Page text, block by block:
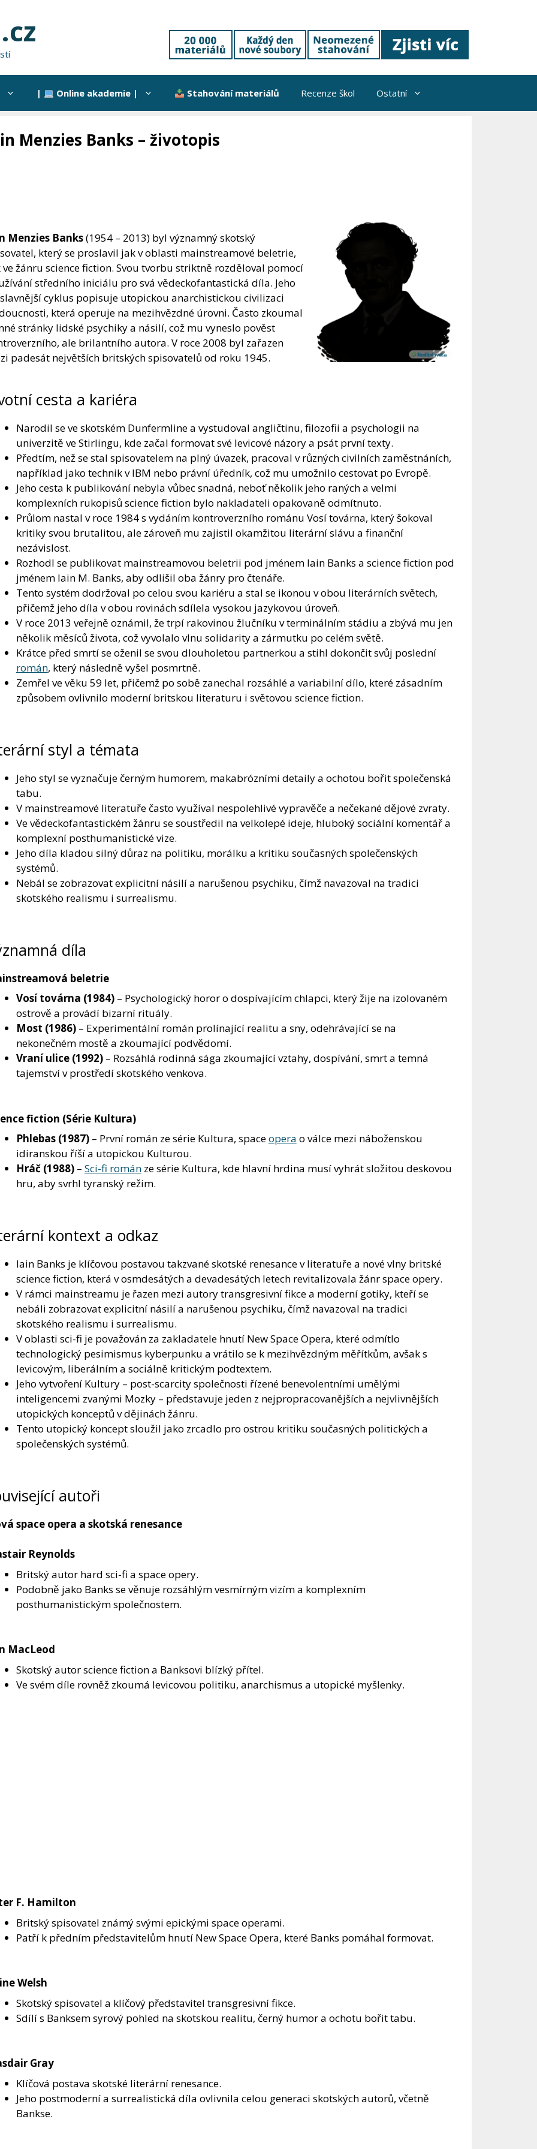
| Online akademie | Stahování materiálů Recenze škol Ostatní
Menzies Banks – životopis
Menzies Banks(1954 – 2013) byl významný skotský
který se proslavil jak v oblasti mainstreamové beletrie,
ve žánru science fiction. Svou tvorbu striktně rozděloval pomocí
středního iniciálu pro svá vědeckofantastická díla. Jeho
cyklus popisuje utopickou anarchistickou civilizaci
která operuje na mezihvězdné úrovni. Často zkoumal
stránky lidské psychiky a násilí, což mu vyneslo pověst
ale brilantního autora. V roce 2008 byl zařazen
padesát největších britských spisovatelů od roku 1945.
cesta a kariéra
Narodil se ve skotském Dunfermline a vystudoval angličtinu, filozofii a psychologii na
univerzitě ve Stirlingu, kde začal formovat své levicové názory a psát první texty.
Předtím, než se stal spisovatelem na plný úvazek, pracoval v různých civilních zaměstnáních,
například jako technik v IBM nebo právní úředník, což mu umožnilo cestovat po Evropě.
Jeho cesta k publikování nebyla vůbec snadná, neboť několik jeho raných a velmi
komplexních rukopisů science fiction bylo nakladateli opakovaně odmítnuto.
Průlom nastal v roce 1984 s vydáním kontroverzního románu Vosí továrna, který šokoval
kritiky svou brutalitou, ale zároveň mu zajistil okamžitou literární slávu a finanční
nezávislost.
Rozhodl se publikovat mainstreamovou beletrii pod jménem Iain Banks a science fiction pod
jménem Iain M. Banks, aby odlišil oba žánry pro čtenáře.
Tento systém dodržoval po celou svou kariéru a stal se ikonou v obou literárních světech,
přičemž jeho díla v obou rovinách sdílela vysokou jazykovou úroveň.
V roce 2013 veřejně oznámil, že trpí rakovinou žlučníku v terminálním stádiu a zbývá mu jen
několik měsíců života, což vyvolalo vlnu solidarity a zármutku po celém světě.
Krátce před smrtí se oženil se svou dlouholetou partnerkou a stihl dokončit svůj poslední
román, který následně vyšel posmrtně.
Zemřel ve věku 59 let, přičemž po sobě zanechal rozsáhlé a variabilní dílo, které zásadním
způsobem ovlivnilo moderní britskou literaturu i světovou science fiction.
styl a témata
Jeho styl se vyznačuje černým humorem, makabrózními detaily a ochotou bořit společenská
tabu.
V mainstreamové literatuře často využíval nespolehlivé vypravěče a nečekané dějové zvraty.
Ve vědeckofantastickém žánru se soustředil na velkolepé ideje, hluboký sociální komentář a
komplexní posthumanistické vize.
Jeho díla kladou silný důraz na politiku, morálku a kritiku současných společenských
systémů.
Nebál se zobrazovat explicitní násilí a narušenou psychiku, čímž navazoval na tradici
skotského realismu i surrealismu.
díla
beletrie
Vosí továrna (1984)– Psychologický horor o dospívajícím chlapci, který žije na izolovaném
ostrově a provádí bizarní rituály.
Most (1986)– Experimentální román prolínající realitu a sny, odehrávající se na
nekonečném mostě a zkoumající podvědomí.
Vraní ulice(1992)– Rozsáhlá rodinná sága zkoumající vztahy, dospívání, smrt a temná
tajemství v prostředí skotského venkova.
fiction (Série Kultura)
Phlebas(1987)– První román ze série Kultura, spaceopera o válce mezi náboženskou
idiranskou říší a utopickou Kulturou.
Hráč(1988)– Sci-fi románze série Kultura, kde hlavní hrdina musí vyhrát složitou deskovou
hru, aby svrhl tyranský režim.
kontext a odkaz
Iain Banks je klíčovou postavou takzvané skotské renesance v literatuře a nové vlny britské
science fiction, která v osmdesátých a devadesátých letech revitalizovala žánr space opery.
V rámci mainstreamu je řazen mezi autory transgresivní fikce a moderní gotiky, kteří se
nebáli zobrazovat explicitní násilí a narušenou psychiku, čímž navazoval na tradici
skotského realismu i surrealismu.
V oblasti sci-fi je považován za zakladatele hnutí New Space Opera, které odmítlo
technologický pesimismus kyberpunku a vrátilo se k mezihvězdným měřítkům, avšak s
levicovým, liberálním a sociálně kritickým podtextem.
Jeho vytvoření Kultury – post-scarcity společnosti řízené benevolentními umělými
inteligencemi zvanými Mozky – představuje jeden z nejpropracovanějších a nejvlivnějších
utopických konceptů v dějinách žánru.
Tento utopický koncept sloužil jako zrcadlo pro ostrou kritiku současných politických a
společenských systémů.
autoři
space opera a skotská renesance
Reynolds
Britský autor hard sci-fi a space opery.
Podobně jako Banks se věnuje rozsáhlým vesmírným vizím a komplexním
posthumanistickým společnostem.
MacLeod
Skotský autor science fiction a Banksovi blízký přítel.
Ve svém díle rovněž zkoumá levicovou politiku, anarchismus a utopické myšlenky.
F. Hamilton
Britský spisovatel známý svými epickými space operami.
Patří k předním představitelům hnutí New Space Opera, které Banks pomáhal formovat.
Welsh
Skotský spisovatel a klíčový představitel transgresivní fikce.
Sdílí s Banksem syrový pohled na skotskou realitu, černý humor a ochotu bořit tabu.
Gray
Klíčová postava skotské literární renesance.
Jeho postmoderní a surrealistická díla ovlivnila celou generaci skotských autorů, včetně
Bankse.